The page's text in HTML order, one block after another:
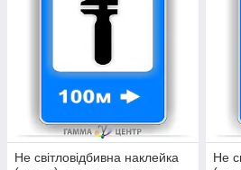
Не світловідбивна наклейка
Не